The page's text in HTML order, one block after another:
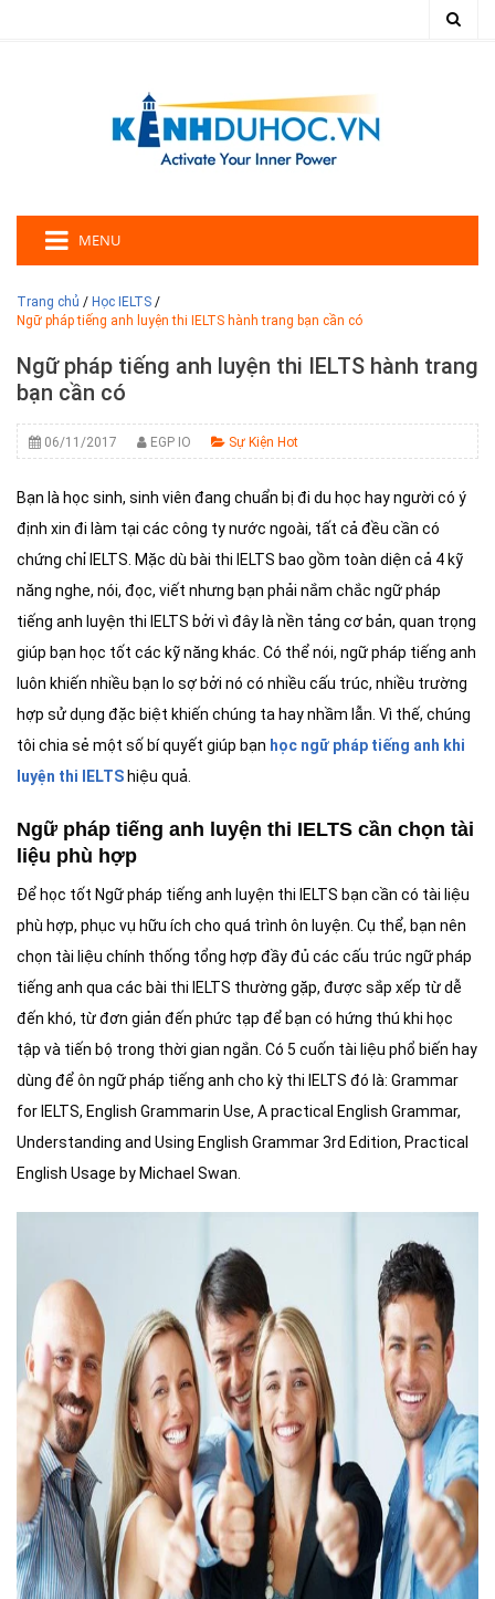
MENU
Trang chủ / Học IELTS /
Ngữ pháp tiếng anh luyện thi IELTS hành trang bạn cần có
Ngữ pháp tiếng anh luyện thi IELTS hành trang
bạn cần có
06/11/2017 EGP IO Sự Kiện Hot
Bạn là học sinh, sinh viên đang chuẩn bị đi du học hay người có ý
định xin đi làm tại các công ty nước ngoài, tất cả đều cần có
chứng chỉ IELTS. Mặc dù bài thi IELTS bao gồm toàn diện cả 4 kỹ
năng nghe, nói, đọc, viết nhưng bạn phải nắm chắc ngữ pháp
tiếng anh luyện thi IELTS bởi vì đây là nền tảng cơ bản, quan trọng
giúp bạn học tốt các kỹ năng khác. Có thể nói, ngữ pháp tiếng anh
luôn khiến nhiều bạn lo sợ bởi nó có nhiều cấu trúc, nhiều trường
hợp sử dụng đặc biệt khiến chúng ta hay nhầm lẫn. Vì thế, chúng
tôi chia sẻ một số bí quyết giúp bạn học ngữ pháp tiếng anh khi
luyện thi IELTS hiệu quả.
Ngữ pháp tiếng anh luyện thi IELTS cần chọn tài
liệu phù hợp
Để học tốt Ngữ pháp tiếng anh luyện thi IELTS bạn cần có tài liệu
phù hợp, phục vụ hữu ích cho quá trình ôn luyện. Cụ thể, bạn nên
chọn tài liệu chính thống tổng hợp đầy đủ các cấu trúc ngữ pháp
tiếng anh qua các bài thi IELTS thường gặp, được sắp xếp từ dễ
đến khó, từ đơn giản đến phức tạp để bạn có hứng thú khi học
tập và tiến bộ trong thời gian ngắn. Có 5 cuốn tài liệu phổ biến hay
dùng để ôn ngữ pháp tiếng anh cho kỳ thi IELTS đó là: Grammar
for IELTS, English Grammarin Use, A practical English Grammar,
Understanding and Using English Grammar 3rd Edition, Practical
English Usage by Michael Swan.